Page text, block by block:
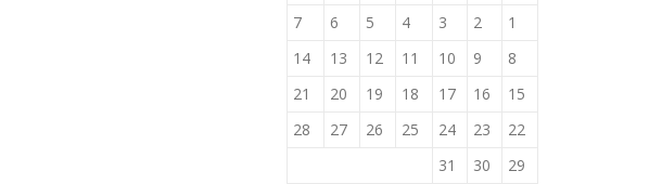
1
2
3
4
5
6
7
8
9
10
11
12
13
14
15
16
17
18
19
20
21
22
23
24
25
26
27
28
29
30
31